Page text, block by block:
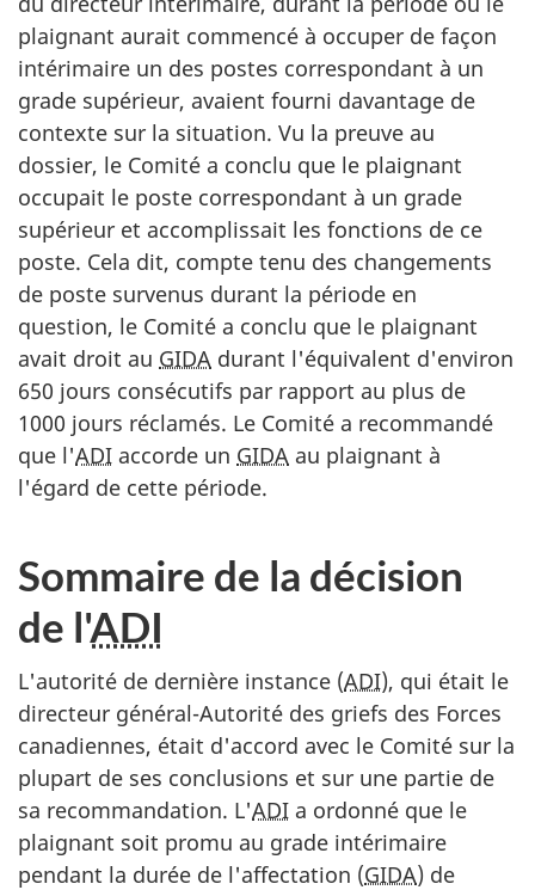
plaignant aurait commencé à occuper de façon
intérimaire un des postes correspondant à un
grade supérieur, avaient fourni davantage de
contexte sur la situation. Vu la preuve au
dossier, le Comité a conclu que le plaignant
occupait le poste correspondant à un grade
supérieur et accomplissait les fonctions de ce
poste. Cela dit, compte tenu des changements
de poste survenus durant la période en
question, le Comité a conclu que le plaignant
avait droit au GIDA durant l'équivalent d'environ
650 jours consécutifs par rapport au plus de
1000 jours réclamés. Le Comité a recommandé
que l'ADI accorde un GIDA au plaignant à
l'égard de cette période.
Sommaire de la décision
de l'ADI
L'autorité de dernière instance (ADI), qui était le
directeur général-Autorité des griefs des Forces
canadiennes, était d'accord avec le Comité sur la
plupart de ses conclusions et sur une partie de
sa recommandation. L'ADI a ordonné que le
plaignant soit promu au grade intérimaire
pendant la durée de l'affectation (GIDA) de